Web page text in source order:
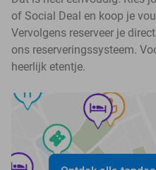
of Social Deal en koop je
Vervolgens reserveer je
ons reserveringssysteem.
heerlijk etentje.